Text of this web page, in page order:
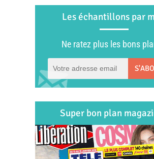
Les échantillons par
Ne ratez plus les bons
Super bon plan